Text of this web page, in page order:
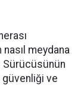
meydana
Sürücüsünün
güvenliği ve